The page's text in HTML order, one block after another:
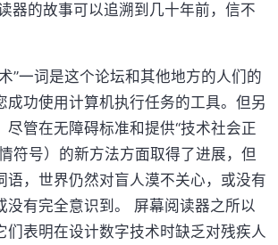
器的故事可以追溯到几十年前，信不
”一词是这个论坛和其他地方的人们的
成功使用计算机执行任务的工具。但另
尽管在无障碍标准和提供“技术社会正
符号）的新方法方面取得了进展，但
语，世界仍然对盲人漠不关心，或没有
没有完全意识到。 屏幕阅读器之所以
们表明在设计数字技术时缺乏对残疾人